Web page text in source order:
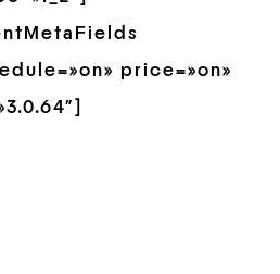
price=»on»